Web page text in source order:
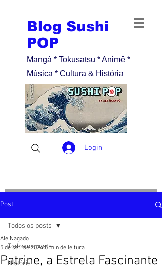
Blog Sushi
POP
Mangá * Tokusatsu * Animê *
Música * Cultura & História
Login
Post
Todos os posts
História
Todos os posts
Patrine, a Estrela Fascinante
Ale Nagado
5 de set. de 2024 5 min de leitura